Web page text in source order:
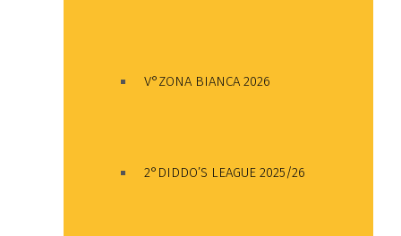
V°ZONA BIANCA 2026
2°DIDDO’S LEAGUE 2025/26